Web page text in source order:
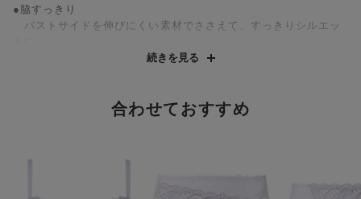
●脇すっきり
バストサイドを伸びにくい素材でささえて、すっきりシルエッ
バストをしっかり包みこむフルカップ。上辺のストレッチレー
細い刺繍糸のラメが繊細な輝きを演出するシンプルながら上質
続きを見る
合わせておすすめ